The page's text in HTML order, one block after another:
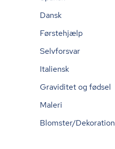
Dansk
Førstehjælp
Selvforsvar
Italiensk
Graviditet og fødsel
Maleri
Blomster/Dekoration